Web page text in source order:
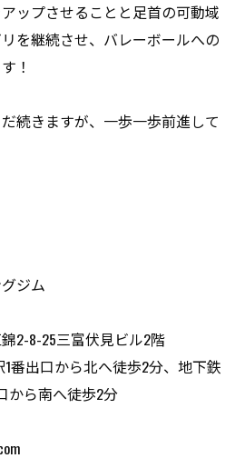
ップさせることと足首の可動域
を継続させ、バレーボールへの
！
続きますが、一歩一歩前進して
ジム
2-8-25三富伏見ビル2階
番出口から北へ徒歩2分、地下鉄
から南へ徒歩2分